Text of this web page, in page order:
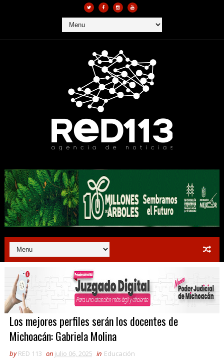
Los mejores perfiles serán los docentes de
Michoacán: Gabriela Molina
by RED 113 on julio 06, 2025 in Educación